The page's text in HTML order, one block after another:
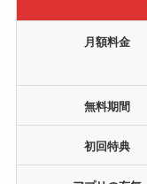
月額料金
無料期間
初回特典